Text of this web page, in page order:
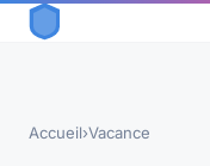
Accueil›Vacance